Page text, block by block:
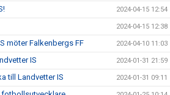
2024-04-15 12:54
2024-04-15 12:38
möter Falkenbergs FF 2024-04-10 11:03
IS 2024-01-31 21:59
till Landvetter IS 2024-01-31 09:11